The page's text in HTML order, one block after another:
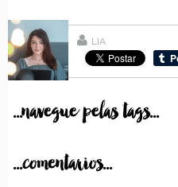
LIA
...navegue pelas tags...
...comentarios...